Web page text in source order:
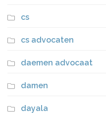
cs
cs advocaten
daemen advocaat
damen
dayala